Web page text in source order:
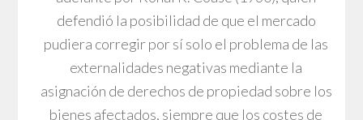
defendió la posibilidad de que el mercado
pudiera corregir por sí solo el problema de las
externalidades negativas mediante la
asignación de derechos de propiedad sobre los
bienes afectados, siempre que los costes de